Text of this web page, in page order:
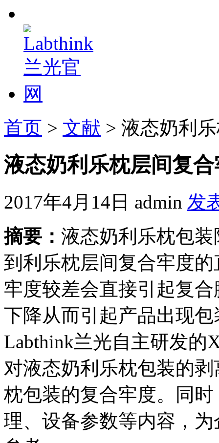
首页 > 文献 > 液态奶利
液态奶利乐枕层间复
2017年4月14日 admin 发
摘要： 液态奶利乐枕包
到利乐枕层间复合牢度
牢度较差会直接引起复
下降从而引起产品出现
Labthink兰光自主研发的
对液态奶利乐枕包装的
枕包装的复合牢度。同
理、设备参数等内容，